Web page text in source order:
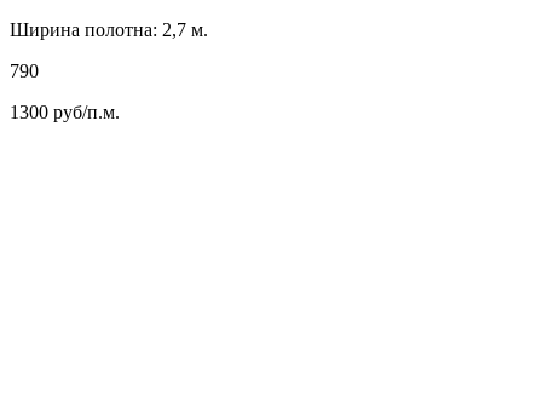
Ширина полотна: 2,7 м.
790
1300 руб/п.м.